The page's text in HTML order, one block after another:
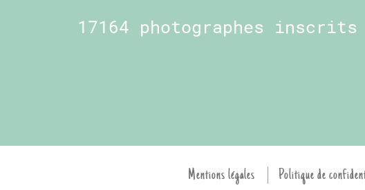
17164 photographes inscrits
Mentions légales Politique de